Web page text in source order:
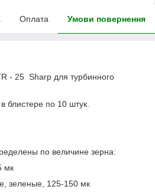
Оплата Умови повернення
- 25 Sharp для турбинного
блистере по 10 штук.
по величине зерна:
мк
зеленые, 125-150 мк